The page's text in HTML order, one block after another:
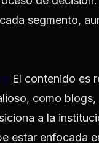
segmento,
El contenido es
como
a la
estar enfocada